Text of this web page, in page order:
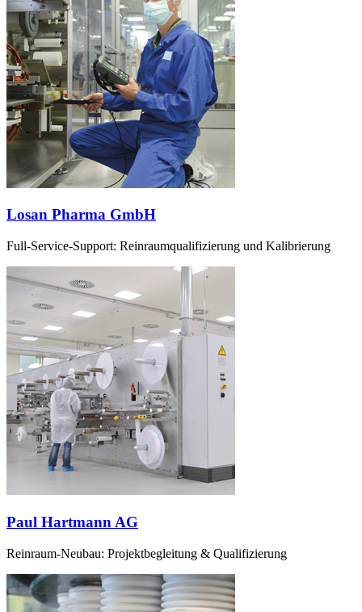
Losan Pharma GmbH
Full-Service-Support: Reinraumqualifizierung und Kalibrierung
Paul Hartmann AG
Reinraum-Neubau: Projektbegleitung & Qualifizierung